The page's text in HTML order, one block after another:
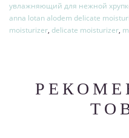
увлажняющий для нежной
anna lotan alodem delicate
moisturizer, delicate moisturizer,